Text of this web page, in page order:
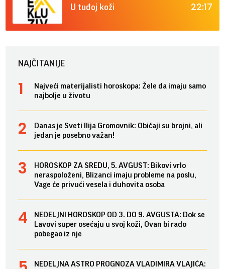
U tuđoj koži 22:17
NAJČITANIJE
Najveći materijalisti horoskopa: Žele da imaju samo
najbolje u životu
Danas je Sveti Ilija Gromovnik: Običaji su brojni, ali
jedan je posebno važan!
HOROSKOP ZA SREDU, 5. AVGUST: Bikovi vrlo
neraspoloženi, Blizanci imaju probleme na poslu,
Vage će privući vesela i duhovita osoba
NEDELJNI HOROSKOP OD 3. DO 9. AVGUSTA: Dok se
Lavovi super osećaju u svoj koži, Ovan bi rado
pobegao iz nje
NEDELJNA ASTRO PROGNOZA VLADIMIRA VLAJIĆA: